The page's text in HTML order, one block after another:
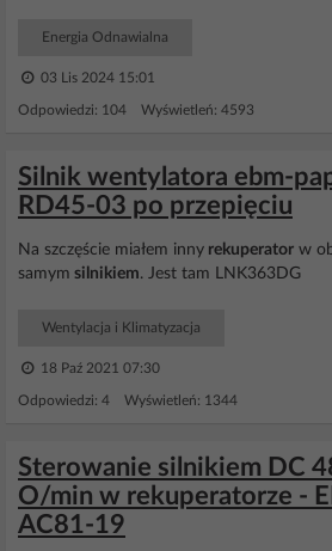
Energia Odnawialna
03 Lis 2024 15:01
Odpowiedzi: 104 Wyświetleń: 4593
Silnik wentylatora ebm-
RD45-03 po przepięciu
Na szczęście miałem inny rekuperator w
samym silnikiem. Jest tam LNK363DG
Wentylacja i Klimatyzacja
18 Paź 2021 07:30
Odpowiedzi: 4 Wyświetleń: 1344
Sterowanie silnikiem DC
O/min w rekuperatorze -
AC81-19